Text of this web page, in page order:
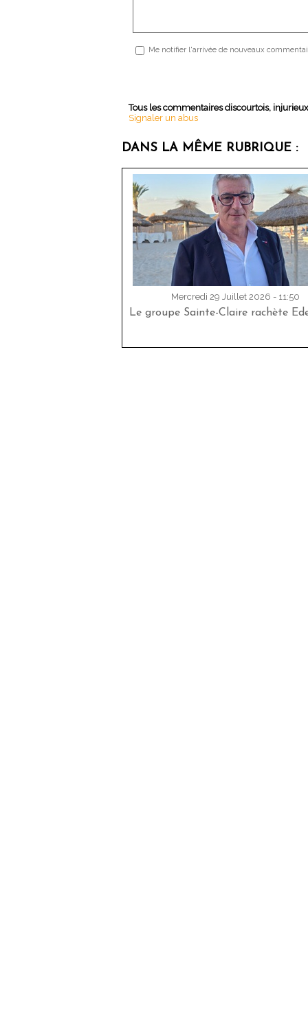
Me notifier l'arrivée de nouveaux
Tous les commentaires discourtois,
Signaler un abus
DANS LA MÊME RUBRIQUE :
Mercredi 29 Juillet 2026 - 11:50
Le groupe Sainte-Claire rachète